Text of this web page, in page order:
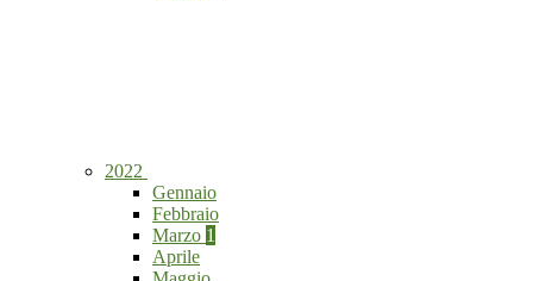
2022
Gennaio
Febbraio
Marzo 1
Aprile